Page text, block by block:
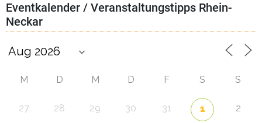
Eventkalender / Veranstaltungstipps Rhein-
Neckar
M D M D F S S
27 28 29 30 31 1 2